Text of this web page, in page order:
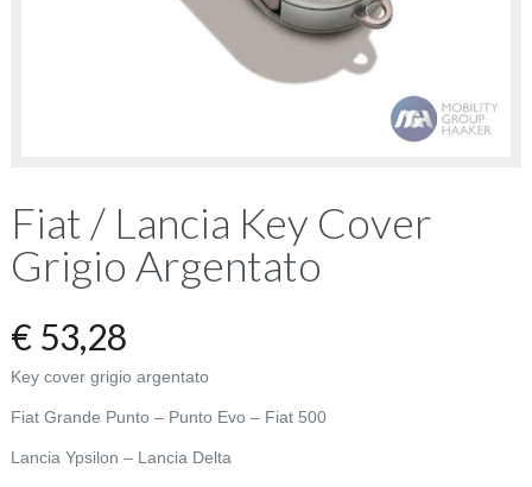
Fiat / Lancia Key Cover
Grigio Argentato
€53,28
Key cover grigio argentato
Fiat Grande Punto – Punto Evo – Fiat 500
Lancia Ypsilon – Lancia Delta